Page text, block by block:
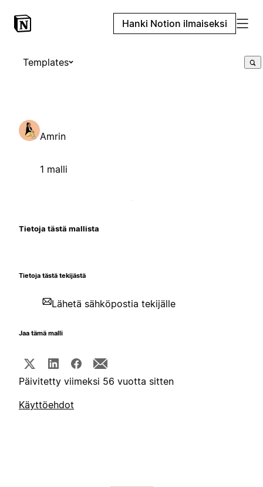
Hanki Notion ilmaiseksi
Templates
Amrin
1 malli
Tietoja tästä mallista
Tietoja tästä tekijästä
Lähetä sähköpostia tekijälle
Jaa tämä malli
Päivitetty viimeksi 56 vuotta sitten
Käyttöehdot